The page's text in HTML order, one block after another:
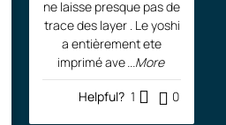
ne laisse presque pas de
trace des layer . Le yoshi
a entièrement ete
imprimé ave...More
Helpful? 1 0